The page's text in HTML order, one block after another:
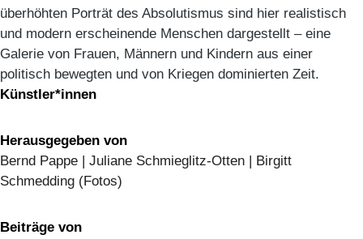
überhöhten Porträt des Absolutismus sind hier realistisch
und modern erscheinende Menschen dargestellt – eine
Galerie von Frauen, Männern und Kindern aus einer
politisch bewegten und von Kriegen dominierten Zeit.
Künstler*innen
Herausgegeben von
Bernd Pappe | Juliane Schmieglitz-Otten | Birgitt
Schmedding (Fotos)
Beiträge von